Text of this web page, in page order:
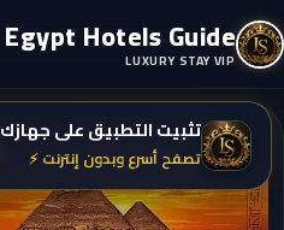
Egypt Hotels Guide
LUXURY STAY VIP
تثبيت التطبيق على جهازك
تصفح أسرع وبدون إنترنت ⚡